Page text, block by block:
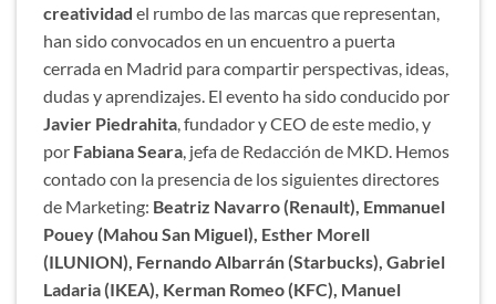
creatividad el rumbo de las marcas que representan,
han sido convocados en un encuentro a puerta
cerrada en Madrid para compartir perspectivas, ideas,
dudas y aprendizajes. El evento ha sido conducido por
Javier Piedrahita, fundador y CEO de este medio, y
por Fabiana Seara, jefa de Redacción de MKD. Hemos
contado con la presencia de los siguientes directores
de Marketing: Beatriz Navarro (Renault), Emmanuel
Pouey (Mahou San Miguel), Esther Morell
(ILUNION), Fernando Albarrán (Starbucks), Gabriel
Ladaria (IKEA), Kerman Romeo (KFC), Manuel